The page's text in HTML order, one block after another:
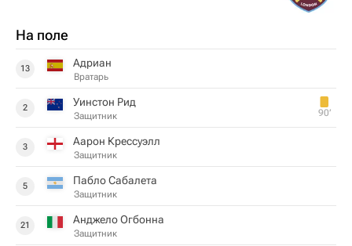
На поле
13 Адриан
Вратарь
2 Уинстон Рид
Защитник 90‎’‎
3 Аарон Крессуэлл
Защитник
5 Пабло Сабалета
Защитник
21 Анджело Огбонна
Защитник